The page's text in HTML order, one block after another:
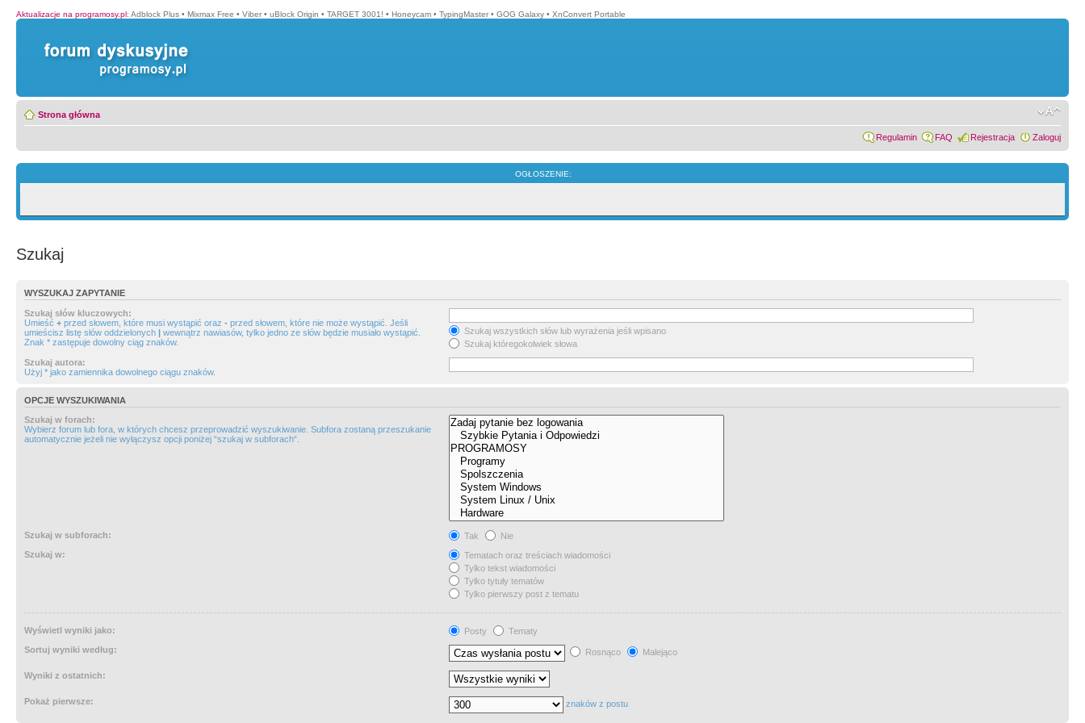
Aktualizacje na programosy.pl: Adblock Plus • Mixmax Free • Viber • uBlock Origin • TARGET 3001! • Honeycam • TypingMaster • GOG Galaxy • XnConvert Portable
Strona główna
Regulamin FAQ Rejestracja Zaloguj
OGŁOSZENIE:
Szukaj
WYSZUKAJ ZAPYTANIE
Szukaj słów kluczowych:
Umieść + przed słowem, które musi wystąpić oraz - przed słowem, które nie może wystąpić. Jeśli
umieścisz listę słów oddzielonych | wewnątrz nawiasów, tylko jedno ze słów będzie musiało wystąpić.
Znak * zastępuje dowolny ciąg znaków.
Szukaj wszystkich słów lub wyrażenia jeśli wpisano
Szukaj któregokolwiek słowa
Szukaj autora:
Użyj * jako zamiennika dowolnego ciągu znaków.
OPCJE WYSZUKIWANIA
Szukaj w forach:
Wybierz forum lub fora, w których chcesz przeprowadzić wyszukiwanie. Subfora zostaną przeszukanie
automatycznie jeżeli nie wyłączysz opcji poniżej “szukaj w subforach“.
Szukaj w subforach: Tak
Nie
Szukaj w:
Tematach oraz treściach wiadomości
Tylko tekst wiadomości
Tylko tytuły tematów
Tylko pierwszy post z tematu
Wyświetl wyniki jako: Posty
Tematy
Sortuj wyniki według:
Rosnąco Malejąco
Wyniki z ostatnich:
Pokaż pierwsze: znaków z postu